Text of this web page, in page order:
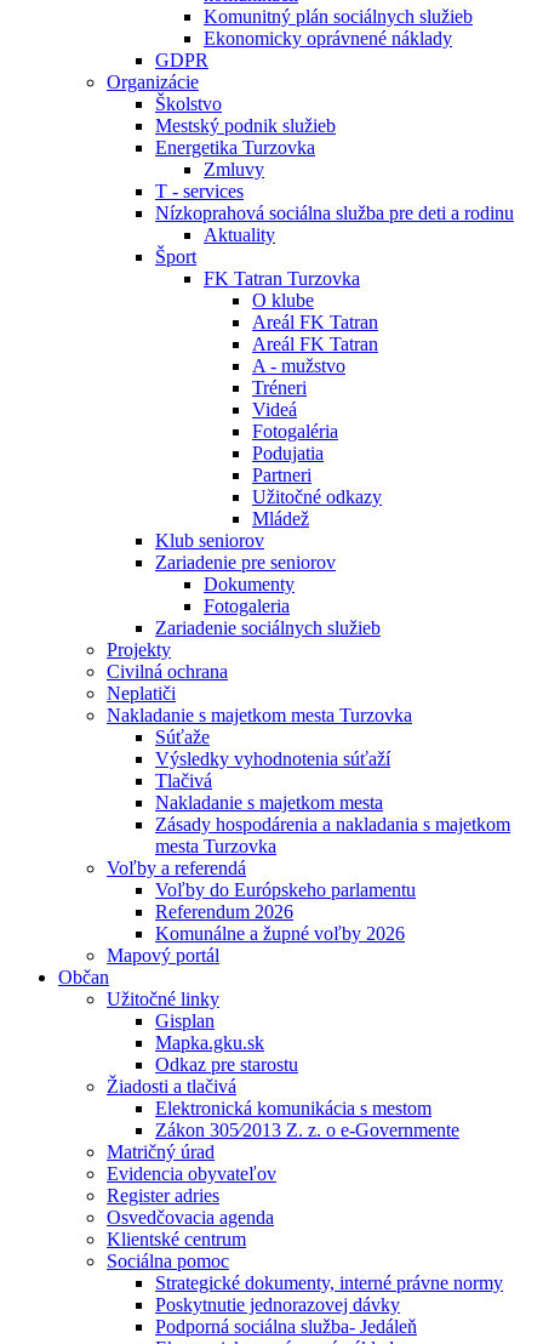
Komunitný plán sociálnych služieb
Ekonomicky oprávnené náklady
GDPR
Organizácie
Školstvo
Mestský podnik služieb
Energetika Turzovka
Zmluvy
T - services
Nízkoprahová sociálna služba pre deti a rodinu
Aktuality
Šport
FK Tatran Turzovka
O klube
Areál FK Tatran
Areál FK Tatran
A - mužstvo
Tréneri
Videá
Fotogaléria
Podujatia
Partneri
Užitočné odkazy
Mládež
Klub seniorov
Zariadenie pre seniorov
Dokumenty
Fotogaleria
Zariadenie sociálnych služieb
Projekty
Civilná ochrana
Neplatiči
Nakladanie s majetkom mesta Turzovka
Súťaže
Výsledky vyhodnotenia súťaží
Tlačivá
Nakladanie s majetkom mesta
Zásady hospodárenia a nakladania s majetkom
mesta Turzovka
Voľby a referendá
Voľby do Európskeho parlamentu
Referendum 2026
Komunálne a župné voľby 2026
Mapový portál
Občan
Užitočné linky
Gisplan
Mapka.gku.sk
Odkaz pre starostu
Žiadosti a tlačivá
Elektronická komunikácia s mestom
Zákon 305⁄2013 Z. z. o e-Governmente
Matričný úrad
Evidencia obyvateľov
Register adries
Osvedčovacia agenda
Klientské centrum
Sociálna pomoc
Strategické dokumenty, interné právne normy
Poskytnutie jednorazovej dávky
Podporná sociálna služba- Jedáleň